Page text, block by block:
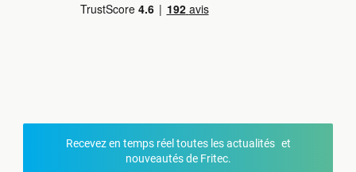
Recevez en temps réel toutes les actualités et
nouveautés de Fritec.